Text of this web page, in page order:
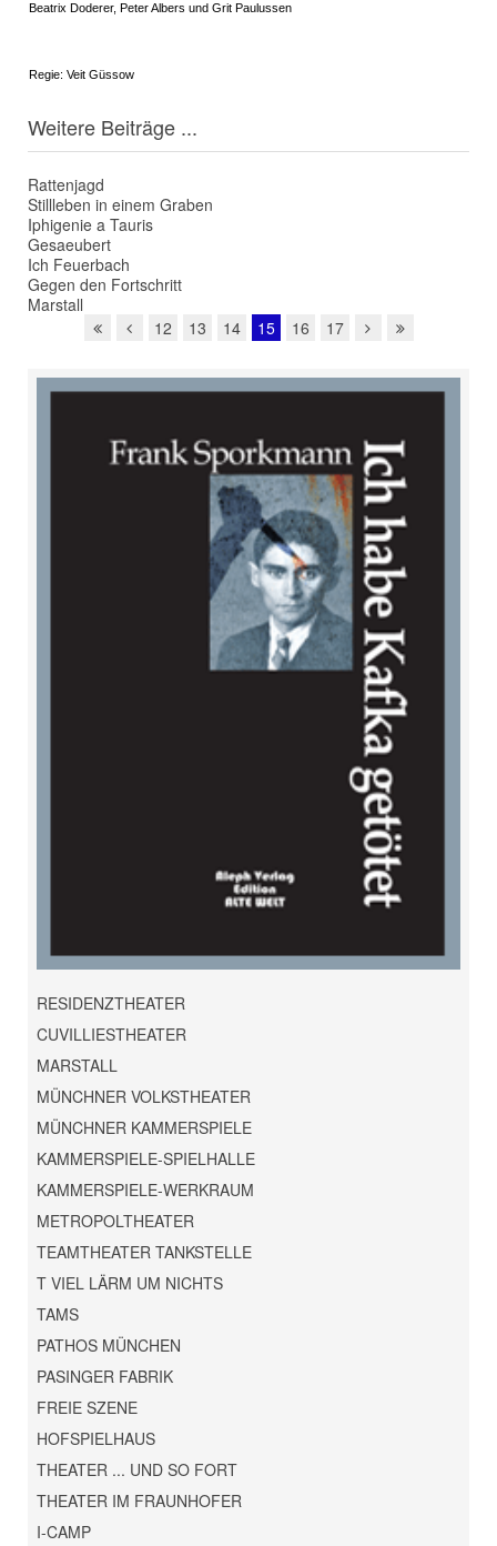
Beatrix Doderer, Peter Albers und Grit Paulussen
Regie: Veit Güssow
Weitere Beiträge ...
Rattenjagd
Stillleben in einem Graben
Iphigenie a Tauris
Gesaeubert
Ich Feuerbach
Gegen den Fortschritt
Marstall
12
13 14 15 16 17
RESIDENZTHEATER
CUVILLIESTHEATER
MARSTALL
MÜNCHNER VOLKSTHEATER
MÜNCHNER KAMMERSPIELE
KAMMERSPIELE-SPIELHALLE
KAMMERSPIELE-WERKRAUM
METROPOLTHEATER
TEAMTHEATER TANKSTELLE
T VIEL LÄRM UM NICHTS
TAMS
PATHOS MÜNCHEN
PASINGER FABRIK
FREIE SZENE
HOFSPIELHAUS
THEATER ... UND SO FORT
THEATER IM FRAUNHOFER
I-CAMP